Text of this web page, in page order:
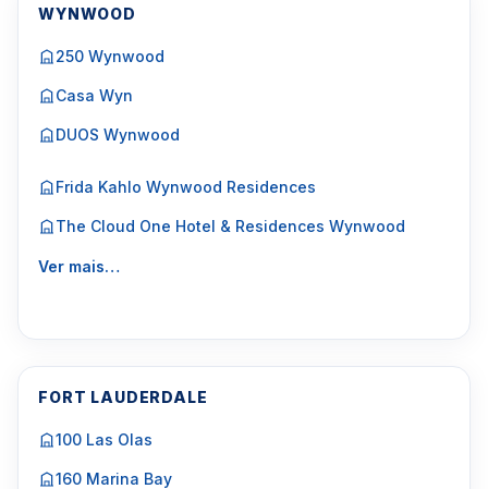
WYNWOOD
250 Wynwood
Casa Wyn
DUOS Wynwood
Frida Kahlo Wynwood Residences
The Cloud One Hotel & Residences Wynwood
Ver mais…
FORT LAUDERDALE
100 Las Olas
160 Marina Bay